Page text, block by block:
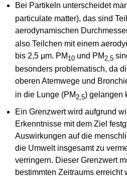
Bei Partikeln unterscheidet
particulate matter), das sind
aerodynamischen
also Teilchen mit einem
bis 2,5 µm. PM 10und PM2,5
besonders problematisch, da
oberen Atemwege und
in die Lunge (PM 2,5) gelangen
Ein Grenzwert wird aufgrund
Erkenntnisse mit dem Ziel
Auswirkungen auf die
die Umwelt insgesamt zu
verringern. Dieser Grenzwert
bestimmten Zeitraums erreicht